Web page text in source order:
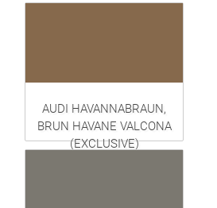
AUDI HAVANNABRAUN,
BRUN HAVANE VALCONA
(EXCLUSIVE)